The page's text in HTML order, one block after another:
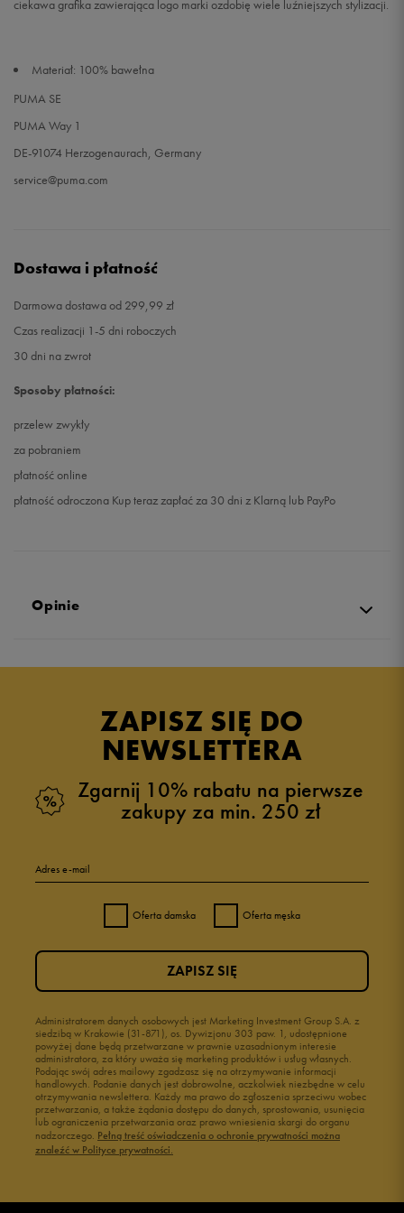
ciekawa grafika zawierająca logo marki ozdobię wiele luźniejszych stylizacji.
Materiał: 100% bawełna
PUMA SE
PUMA Way 1
DE-91074 Herzogenaurach, Germany
service@puma.com
Dostawa i płatność
Darmowa dostawa od 299,99 zł
Czas realizacji 1-5 dni roboczych
30 dni na zwrot
Sposoby płatności:
przelew zwykły
za pobraniem
płatność online
płatność odroczona Kup teraz zapłać za 30 dni z Klarną lub PayPo
Opinie
ZAPISZ SIĘ DO
NEWSLETTERA
Zgarnij 10% rabatu na pierwsze
zakupy za min. 250 zł
Adres e-mail
Oferta damska Oferta męska
Administratorem danych osobowych jest Marketing Investment Group S.A. z
siedzibą w Krakowie (31-871), os. Dywizjonu 303 paw. 1, udostępnione
powyżej dane będą przetwarzane w prawnie uzasadnionym interesie
administratora, za który uważa się marketing produktów i usług własnych.
Podając swój adres mailowy zgadzasz się na otrzymywanie informacji
handlowych. Podanie danych jest dobrowolne, aczkolwiek niezbędne w celu
otrzymywania newslettera. Każdy ma prawo do zgłoszenia sprzeciwu wobec
przetwarzania, a także żądania dostępu do danych, sprostowania, usunięcia
lub ograniczenia przetwarzania oraz prawo wniesienia skargi do organu
nadzorczego. Pełną treść oświadczenia o ochronie prywatności można
znaleźć w Polityce prywatności.
ZAPISZ SIĘ